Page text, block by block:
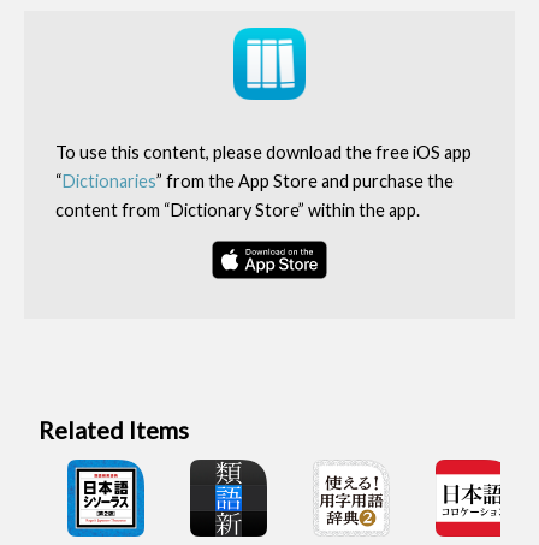
To use this content, please download the free iOS app
“Dictionaries” from the App Store and purchase the
content from “Dictionary Store” within the app.
Related Items